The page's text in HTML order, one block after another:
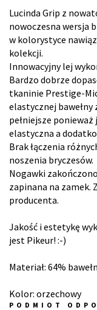
Lucinda Grip z
nowoczesna wersja
w kolorystyce
kolekcji.
Innowacyjny lej
Bardzo dobrze
tkaninie Prestige-
elastycznej
pełniejsze
elastyczna a
Brak łączenia
noszenia bryczesów.
Nogawki
zapinana na zamek.
producenta.
Jakość i estetykę
jest Pikeur! :-)
Materiał: 64%
Kolor: orzechowy
PODMIOT